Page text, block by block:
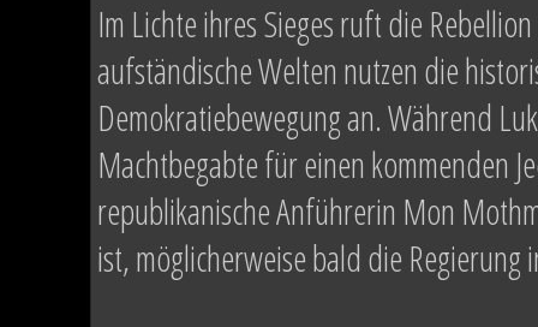
Im Lichte ihres Sieges ruft die
aufständische Welten nutzen die
Demokratiebewegung an. Während
Machtbegabte für einen kommenden
republikanische Anführerin Mon
ist, möglicherweise bald die